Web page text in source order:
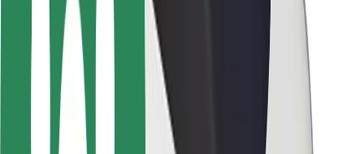
Sofőr biztonság
E-roller biztonság
Biztonsági részleg
Városok
Lokációk